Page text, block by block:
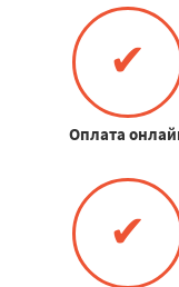
✔
Оплата
✔